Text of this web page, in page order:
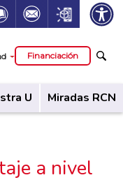
Icon Icon
Financiación
U Miradas RCN
a nivel